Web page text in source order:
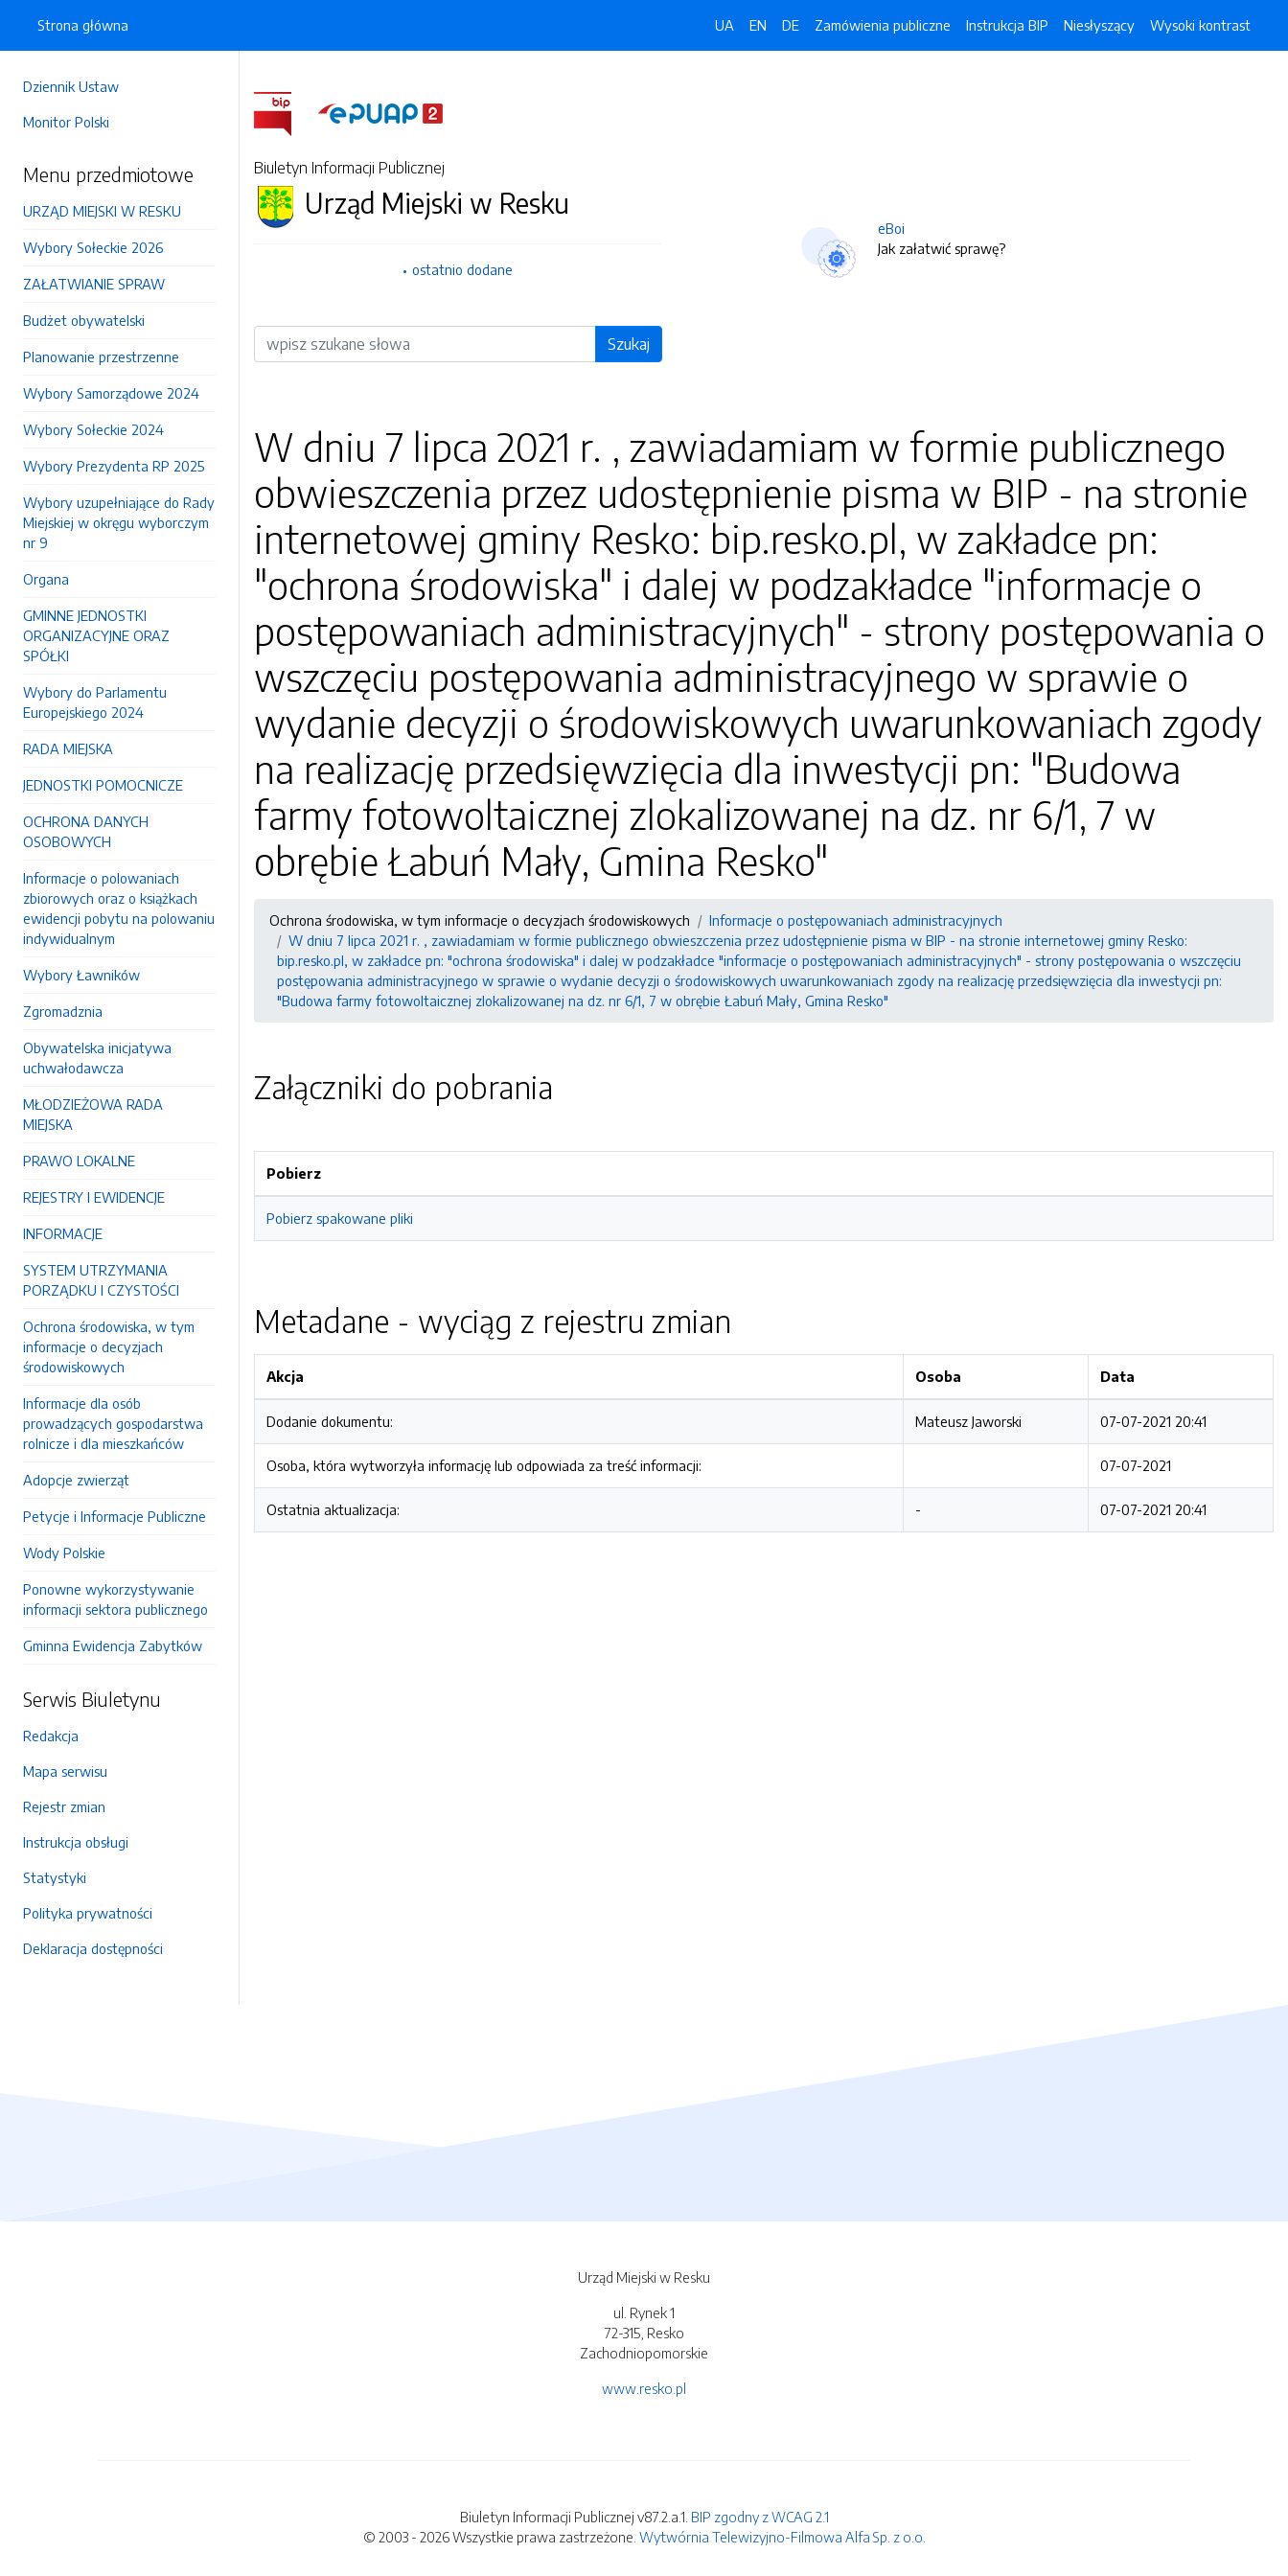
Dziennik Ustaw
Monitor Polski
Menu przedmiotowe
URZĄD MIEJSKI W RESKU
Wybory Sołeckie 2026
ZAŁATWIANIE SPRAW
Budżet obywatelski
Planowanie przestrzenne
Wybory Samorządowe 2024
Wybory Sołeckie 2024
Wybory Prezydenta RP 2025
Wybory uzupełniające do Rady
Miejskiej w okręgu wyborczym
nr 9
Organa
GMINNE JEDNOSTKI
ORGANIZACYJNE ORAZ
SPÓŁKI
Wybory do Parlamentu
Europejskiego 2024
RADA MIEJSKA
JEDNOSTKI POMOCNICZE
OCHRONA DANYCH
OSOBOWYCH
Informacje o polowaniach
zbiorowych oraz o książkach
ewidencji pobytu na polowaniu
indywidualnym
Wybory Ławników
Zgromadznia
Obywatelska inicjatywa
uchwałodawcza
MŁODZIEŻOWA RADA
MIEJSKA
PRAWO LOKALNE
REJESTRY I EWIDENCJE
INFORMACJE
SYSTEM UTRZYMANIA
PORZĄDKU I CZYSTOŚCI
Ochrona środowiska, w tym
informacje o decyzjach
środowiskowych
Informacje dla osób
prowadzących gospodarstwa
rolnicze i dla mieszkańców
Adopcje zwierząt
Petycje i Informacje Publiczne
Wody Polskie
Ponowne wykorzystywanie
informacji sektora publicznego
Gminna Ewidencja Zabytków
Serwis Biuletynu
Redakcja
Mapa serwisu
Rejestr zmian
Instrukcja obsługi
Statystyki
Polityka prywatności
Deklaracja dostępności
Strona główna UA EN DE Zamówienia publiczne Instrukcja BIP Niesłyszący Wysoki kontrast
Biuletyn Informacji Publicznej
Urząd Miejski w Resku
ostatnio dodane
Wyszukiwarka Szukaj
eBoi
Jak załatwić sprawę?
W dniu 7 lipca 2021 r. , zawiadamiam w formie publicznego
obwieszczenia przez udostępnienie pisma w BIP - na stronie
internetowej gminy Resko: bip.resko.pl, w zakładce pn:
"ochrona środowiska" i dalej w podzakładce "informacje o
postępowaniach administracyjnych" - strony postępowania o
wszczęciu postępowania administracyjnego w sprawie o
wydanie decyzji o środowiskowych uwarunkowaniach zgody
na realizację przedsięwzięcia dla inwestycji pn: "Budowa
farmy fotowoltaicznej zlokalizowanej na dz. nr 6/1, 7 w
obrębie Łabuń Mały, Gmina Resko"
Ochrona środowiska, w tym informacje o decyzjach środowiskowych
Informacje o postępowaniach administracyjnych
W dniu 7 lipca 2021 r. , zawiadamiam w formie publicznego obwieszczenia przez udostępnienie pisma w BIP - na stronie internetowej gminy Resko:
bip.resko.pl, w zakładce pn: "ochrona środowiska" i dalej w podzakładce "informacje o postępowaniach administracyjnych" - strony postępowania o wszczęciu
postępowania administracyjnego w sprawie o wydanie decyzji o środowiskowych uwarunkowaniach zgody na realizację przedsięwzięcia dla inwestycji pn:
"Budowa farmy fotowoltaicznej zlokalizowanej na dz. nr 6/1, 7 w obrębie Łabuń Mały, Gmina Resko"
Załączniki do pobrania
Pobierz
Pobierz spakowane pliki
Metadane - wyciąg z rejestru zmian
Akcja Osoba Data
Dodanie dokumentu: Mateusz Jaworski 07-07-2021 20:41
Osoba, która wytworzyła informację lub odpowiada za treść informacji: 07-07-2021
Ostatnia aktualizacja: - 07-07-2021 20:41
Urząd Miejski w Resku
ul. Rynek 1
72-315, Resko
Zachodniopomorskie
www.resko.pl
Biuletyn Informacji Publicznej v87.2.a.1. BIP zgodny z WCAG 2.1
© 2003 - 2026 Wszystkie prawa zastrzeżone. Wytwórnia Telewizyjno-Filmowa Alfa Sp. z o.o.